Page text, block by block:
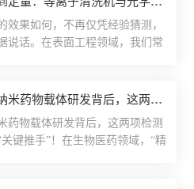
型
电喷雾技术构建超疏水界面层，
151.8°-三层定向润湿设计...
在于精确测量不同温度条件下液
面的润湿行为。通过观察液滴在
结合机理至关重要，因为表面能
直接影响涂层的附着强度和均匀
环境下，材料的...
效果如何，不再仅凭经验猜测，
说话。在表面工程领域，我们常
改性后的效果？等离子清洗机好
二个问题的好工具。当二者联
了一套*的表面处理与分析闭环
突破性纳米药物载体研发背后，这两项检测技术竟成 “关键推手”！
药物载体研发背后，这两项检测
键推手”！在生物医药领域，“精